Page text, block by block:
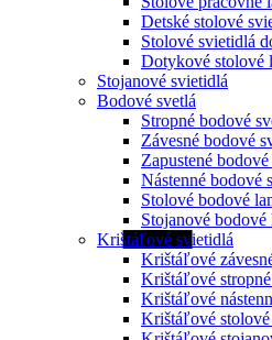
Detské stolové
Stolové svietidlá
Dotykové stolové
Stojanové svietidlá
Bodové svetlá
Stropné bodové
Závesné bodové
Zapustené bodové
Nástenné bodové
Stolové bodové
Stojanové bodové
Krištáľové svietidlá
Krištáľové
Krištáľové
Krištáľové
Krištáľové stolové